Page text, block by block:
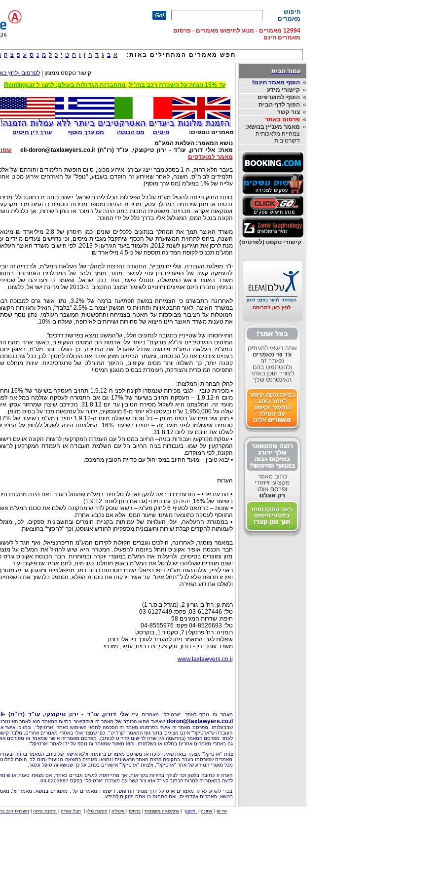
חיפוש
מאמרים
12994 מאמרים - מנוע לחיפוש מאמרים - פרסום
מאמרים חינם
חפש מאמרים המתחילים באות: א ב ג ד ה ו ז ח ט י כ ל מ נ ס ע פ צ ק
עמוד הבית
»הוסף מאמר חינם!
»קישורי מידע
»הוסף למועדפים
»הפוך לדף הבית
»צור קשר
»פרסום באתר
» מאמר מעניין בנושא:
צמחייה מלאכותית
דקורטיבית
קישורי טקסט (לפרטים)
קישור טקסט ממומן |לפרסום -לחץ
עד 15% הנחה על השכרת רכב בחו"ל, מהחברות הגדולות בעולם, לחצו ל Rentingcar
מאמרים נוספים: מיסים מס הכנסה מס ערך מוסף
עורך דין מיסים
נושא המאמר:העלאת המע"מ
מאת:אלי דורון, עו"ד - ירון טיקוצקי, עו"ד (רו"ח) eli-doron@taxlawyers.co.il
מאמר למועדפים
בעבר הלא רחוק, ה-1 בספטמבר ייצג עבורנו אירוע מכונן, סיום חופשת הלימודים וחזרתם של
תלמידים לביה"ס. השנה, לאחר שאירוע זה הוקדם בשבוע, "נופל" על האזרחים אירוע מכונן
עלייה של 1% במע"מ (מס ערך מוסף).
כוונת החוק הייתה להטיל מע"מ על כל הפעילות הכלכלית בישראל. יישום כוונה זו בחוק כולל:
נכסים או מתן שירותים במהלך עסק, מכירות הוניות ומספר מכירות נוספות כדוגמת מכר
ועסקאות אקראי. מבחינה משפטית החבות במס הינה על המוכר או נותן השירות, אך כלכלית
הקונה בנטל המס, המגולגל אליו בדרך כלל על ידי המוכר.
משרד האוצר תמך את המהלך בנתונים כלכליים שונים, כמו חיסרון של 2.8 מיליארד ₪
השנה, ביחס לתחזית המשוערת של הכסף שיתקבל מגביית מיסים, וכי נדרשים צעדים מיידיים
מנת לרסן את הגירעון לשנת 2012, ולעמוד ביעד הגירעון ל-2013. לפי חישובי משרד האוצר
המע"מ תכניס לקופת המדינה תוספת של כ-4.5 מיליארד ₪.
יו"ר מפלגת העבודה, שלי יחימוביץ', התנגדה נחרצות למהלך של העלאת המע"מ, ולדבריה זה
להעמקה קשה של הפערים בין עוני לעושר. מנגד, תומך נלהב של המהלכים האחרונים
משרד האוצר וראש הממשלה, סטנלי פישר, נגיד בנק ישראל, שאומר כי צעדיהם של
ובנימין נתניהו הינם אמיצים וחיוניים לשיפור המצב התקציבי ב-2013 של מדינת ישראל, כלשונו.
לאחרונה התבשרנו כי הצמיחה במשק הפתיעה ברמה של 3.2%, נתון אשר גרם
במשרד האוצר, לאור התבטאויות ותחזיות כי המשק יצמח ב-2.5% "בלבד", הואיל והגזירות
המוטלות על הציבור מבוססות על האטה בצמיחה והתפשטות המשבר העולמי. נתון נוסף
את טענות משרד האוצר הינו היצוא של סחורות ושירותים לאירופה, שעלה ב-10%.
התייחסותו של שטייניץ בתגובה לנתונים הללו, ש"המשק נמצא בפרשת דרכים",
המיסים הרגרסיביים וה"לא צודקים" ביותר עלי אדמות הם המסים העקיפים, כאשר אחד מהם
המע"מ. העלאת המע"מ פירושה שככל שנגדיל את הצריכה, כך נשלם יותר מע"מ, באופן
בעניים צורכים את כל הכנסתם, ומעמד הביניים מזמן איבד את היכולת לחסוך. לכן, ככל
קטנה יותר, כך תשלמו יותר מסים עקיפים, ההיפך המוחלט של פרוגרסיביות. עיוות מוחלט
התפיסה המוסרית והצודקת, העומדת בבסיס מנגנון המיסוי.
להלן הבהרות והמלצות:
• מכירות טובין - לגבי מכירות שנמסרו לקונה לפני ה-1.9.12
מיום ה-1.9.12 – העסקה תחויב בשיעור של 17% גם אם התמורה לעסקה שולמה במלואה
מועד זה. המלצתנו היא לשקול מסירת הטובין עד יום 31.8.12. נזכירכם שיצרן שמחזור עסקו
עולה על 1,950,000 ש"ח ובעסקו לא יותר מ-6 מועסקים, ידווח על עסקאות מכר על בסיס מזומן.
סכומים שישולמו לפני מועד זה – יחויבו בשיעור 16%. המלצתנו הינה לשקול ללחוץ על
לשלם את חובם עד ליום 31.8.12.
• עסקת מקרקעין ועבודות בניה– החיוב במס חל עם העמדת המקרקעין לרשות הקונה או עם
המקרקעין על שמו. בעבודות בניה החיוב חל עם השלמת העבודה או העמדת המקרקעין
הקונה, לפי המוקדם.
• יבוא טובין – מועד החיוב במס יחול עם פדיית הטובין מהמכס.
הערות
• הודעת זיכוי – הודעת זיכוי באה לתקן ו/או לבטל חיוב במע"מ שהוטל בעבר. ואם הינה מתקנת
בשיעור של 16%, יהיה כך גם הזיכוי (גם אם ניתן לאחר 1.9.12).
• שונות – בהתאם לסעיף 6 לחוק מע"מ – רשאי עוסק לדרוש מהקונה לשלם את סכום המע"מ
התווסף לעסקה כתוצאה משינוי שיעור המס, אלא אם נקבע אחרת.
• במסגרת ההעלאה, יעלו העלויות של עמותות בקניית חומרים ובחשבונות ספקים. לכן,
לעמותות להקדים קבלת שירות וחשבונית מספקיהן לחודש אוגוסט, וכך "לחסוך" בהוצאות.
במאמר מוסגר, לאחרונה, הולכים וגוברים הקולות לקידום המע"מ הדיפרנציאל, ואף הגדיל
חבר הכנסת אופיר אקוניס והחל ביוזמה להפעילו. המטרה היא שיש להוזיל את המע"מ על
מזון ומוצרים בסיסיים, ולהעלות את המע"מ במוצרי יוקרה ובמותרות. חבר הכנסת אקוניס גורס
ישנם מוצרים שעליהם יש לבטל את המע"מ באופן מוחלט, כגון מים, לחם אחיד שבפיקוח ועוד.
ראוי לציין, שלהנהגת מע"מ דיפרנציאלי ישנם חסרונות רבים כמו, מניפולציות ומנגנון גבייה
ואין זו תרופת פלא לכל "תחלואינו". עד אשר יירקחו את נוסחת הפלא, נסתפק בלנשוך את
ולשלם את רוע הגזירה.
רמת גן: רח' בן גוריון 2, (מגדל ב.ס.ר 1)
טל': 03-6127446, פקס: 03-6127449
חיפה: שדרות המגינים 58
טל': 04-8526693 פקס: 04-8555976
רומניה: רח' פרנקלין 7, סקטור 1, בוקרסט
שאלות לגבי המאמר ניתן להעביר לעורך דין אלי דורון
משרד עורכי דין - דורון, טיקוצקי, צדרבוים, עמיר, מזרחי
www.taxlawyers.co.il
מאמר זה נוסף לאתר "ארטיקל" מאמרים ע"יאלי דורון, עו"ד - ירון טיקוצקי, עו"ד (רו"ח)
doron@taxlawyers.co.il שאישר שהוא הכותב של מאמר זה ושהקישור בסיום המאמר הוא לאתר
שבבעלותו, מפרסם מאמר זה אישר בפרסומו מאמר זה הסכמה לתנאי השימוש באתר "ארטיקל", וכמו כן אישר
העובדה ש"ארטיקל" אינם מציגים בתוך גוף המאמר "קרדיט", כפי שמצוי אולי באתרי מאמרים אחרים, מלבד
לאתר מפרסם המאמר (בהרשמה אין שדה לרישום קרדיט לכותב). מפרסם מאמר זה אישר שמאמר זה מפורסם
גם באתרי מאמרים אחרים בחלקו או בשלמותו, והוא מאשר שמאמר זה נוסף על ידו לאתר "ארטיקל".
צוות "ארטיקל" מצהיר בזאת שאינו לוקח או מפרסם מאמרים ביוזמתו וללא אישור של כותב המאמר בהווה
מאמרים שפורסמו בעבר בתקופת הרצת האתר הראשונית ונמצאו פגומים כתוצאה מטעות ותום לב, הוסרו
מכל מאגרי המידע של אתר "ארטיקל", ולצוות "ארטיקל" אישורים בכתב על כך שנושא זה טופל ונסגר.
הערה זו כתובה בלשון זכר לצורך בהירות בקריאות, אך מתייחסת לנשים וגברים כאחד, אם מצאת טעות או
לרעה במאמר זה למרות הכתוב לעי"ל אנא צור קשר עם מערכת "ארטיקל" בפקס 03-6203887.
בכדי להגיע לאתר מאמרים ארטיקל דרך מנועי החיפוש, רישמו : מאמרים על , מאמרים בנושא, מאמר על,
בנושא, מאמרים אקדמיים, ואת התחום בו אתם זקוקים למידע.
איי יוון אתונה ליסבון גרפולוגיה משפטית כרתים איטליה הזמנת מלון חבל זגוריה הזמנת טיסה השכרת רכב